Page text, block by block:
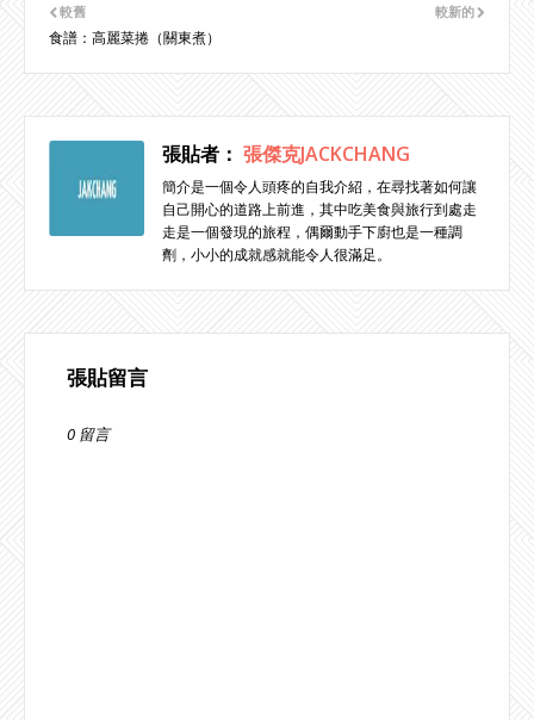
較新的
較舊
食譜：高麗菜捲（關東煮）
張貼者： 張傑克JACKCHANG
簡介是一個令人頭疼的自我介紹，在尋找著如何讓
自己開心的道路上前進，其中吃美食與旅行到處走
走是一個發現的旅程，偶爾動手下廚也是一種調
劑，小小的成就感就能令人很滿足。
張貼留言
0 留言